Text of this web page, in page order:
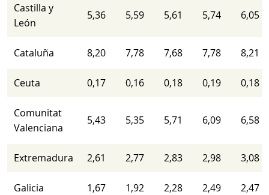
Castilla y
León
5,36 5,59 5,61 5,74 6,05
Cataluña 8,20 7,78 7,68 7,78 8,21
Ceuta 0,17 0,16 0,18 0,19 0,18
Comunitat
Valenciana
5,43 5,35 5,71 6,09 6,58
Extremadura 2,61 2,77 2,83 2,98 3,08
Galicia 1,67 1,92 2,28 2,49 2,47